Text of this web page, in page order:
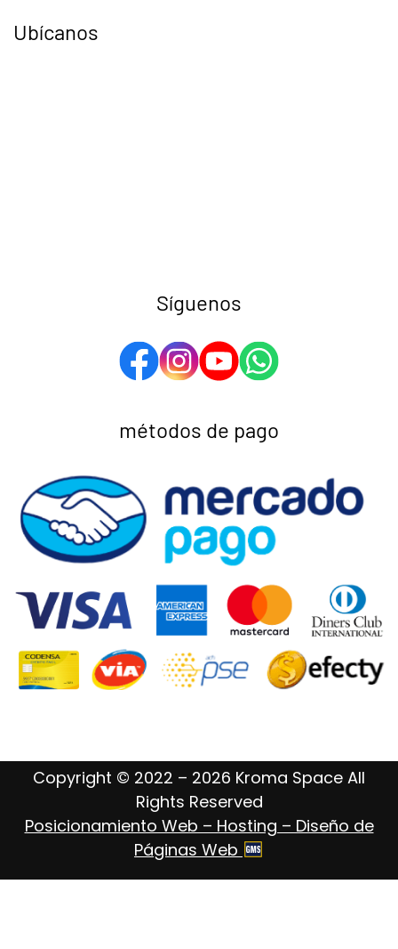
Ubícanos
Síguenos
métodos de pago
Copyright © 2022 – 2026 Kroma Space All
Rights Reserved
Posicionamiento Web – Hosting – Diseño de
Páginas Web